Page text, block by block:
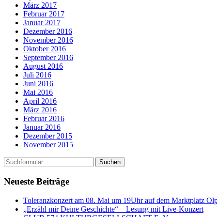
März 2017
Februar 2017
Januar 2017
Dezember 2016
November 2016
Oktober 2016
September 2016
August 2016
Juli 2016
Juni 2016
Mai 2016
April 2016
März 2016
Februar 2016
Januar 2016
Dezember 2015
November 2015
Neueste Beiträge
Toleranzkonzert am 08. Mai um 19Uhr auf dem Marktplatz
„Erzähl mir Deine Geschichte“ – Lesung mit Live-Konzert